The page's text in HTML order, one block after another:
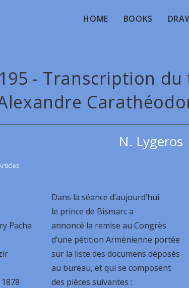
HOME BOOKS
- Transcription
N. Lygeros
Pacha
Dans la séance d’aujourd’hui
le prince de Bismarc a
annoncé la remise au Congrès
d’une pétition Arménienne portée
sur la liste des documens déposés
au bureau, et qui se composent
des pièces suivantes :